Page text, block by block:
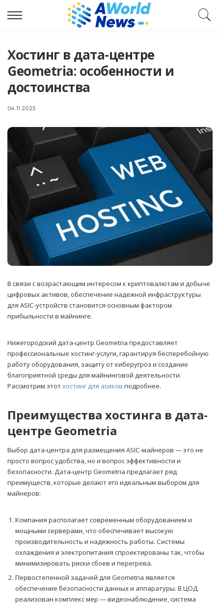
Хостинг в дата-центре
Geometria: особенности и
достоинства
04.11.2025
В связи с возрастающим интересом к криптовалютам и добыче
цифровых активов, обеспечение надежной инфраструктуры
для ASIC-устройств становится основным фактором
прибыльности в майнинге.
Нижегородский дата-центр Geometria предоставляет
профессиональные хостинг-услуги, гарантируя бесперебойную
работу оборудования, защиту от киберугроз и создание
благоприятной среды для майнинговой деятельности.
Рассмотрим этотхостинг для асиков подробнее.
Преимущества хостинга в дата-
центре Geometria
Выбор дата-центра для размещения ASIC-майнеров — это не
просто вопрос удобства, но и вопрос эффективности и
безопасности. Дата-центр Geometria предлагает ряд
преимуществ, которые делают его идеальным выбором для
майнеров:
Компания располагает современным оборудованием и
мощными серверами, что обеспечивает высокую
производительность и надежность работы. Системы
охлаждения и электропитания спроектированы так, чтобы
минимизировать риски сбоев и перегрева.
Первостепенной задачей для Geometria является
обеспечение безопасности данных и аппаратуры. В ЦОД
реализован комплекс мер — видеонаблюдение, система